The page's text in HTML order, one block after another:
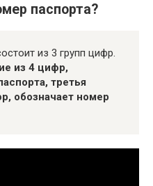
паспорта?
из 3 групп цифр.
из 4 цифр,
третья
обозначает номер